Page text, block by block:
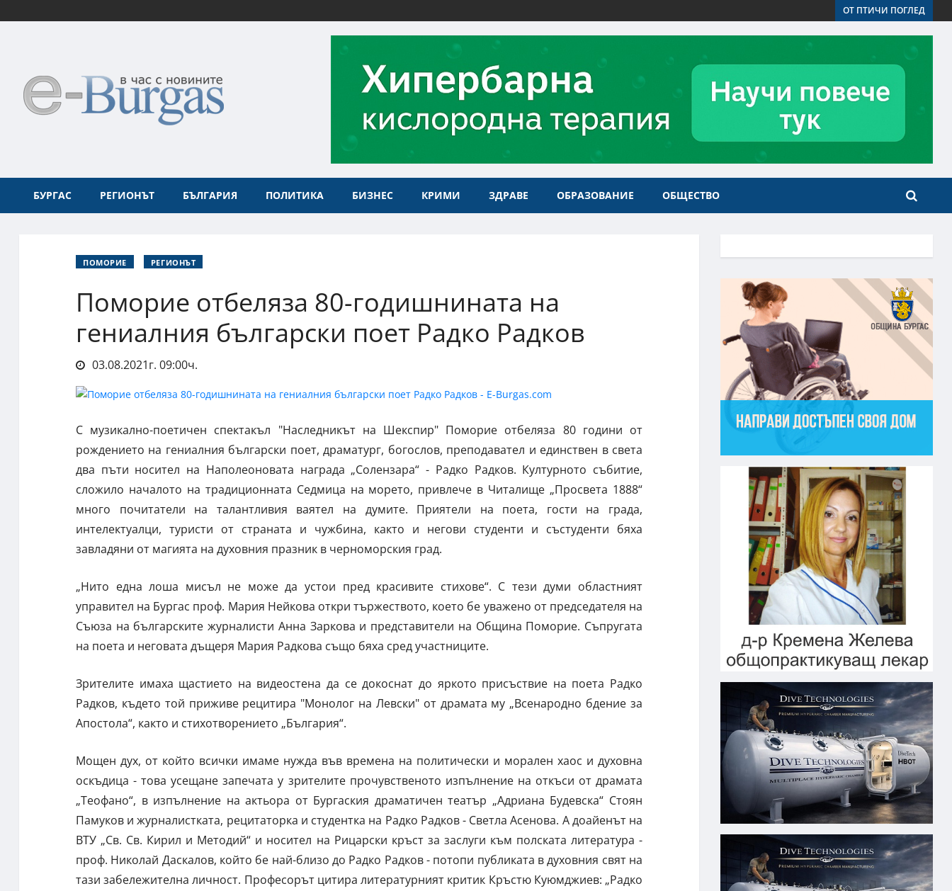
ОТ ПТИЧИ ПОГЛЕД
БУРГАС РЕГИОНЪТ БЪЛГАРИЯ ПОЛИТИКА БИЗНЕС КРИМИ ЗДРАВЕ ОБРАЗОВАНИЕ ОБЩЕСТВО
ПОМОРИЕ РЕГИОНЪТ
Поморие отбеляза 80-годишнината на
гениалния български поет Радко Радков
03.08.2021г. 09:00ч.
С музикално-поетичен спектакъл "Наследникът на Шекспир" Поморие отбеляза 80 години от
рождението на гениалния български поет, драматург, богослов, преподавател и единствен в света
два пъти носител на Наполеоновата награда „Солензара“ - Радко Радков. Културното събитие,
сложило началото на традиционната Седмица на морето, привлече в Читалище „Просвета 1888“
много почитатели на талантливия ваятел на думите. Приятели на поета, гости на града,
интелектуалци, туристи от страната и чужбина, както и негови студенти и състуденти бяха
завладяни от магията на духовния празник в черноморския град.
„Нито една лоша мисъл не може да устои пред красивите стихове“. С тези думи областният
управител на Бургас проф. Мария Нейкова откри тържеството, което бе уважено от председателя на
Съюза на българските журналисти Анна Заркова и представители на Община Поморие. Съпругата
на поета и неговата дъщеря Мария Радкова също бяха сред участниците.
Зрителите имаха щастието на видеостена да се докоснат до яркото присъствие на поета Радко
Радков, където той приживе рецитира "Монолог на Левски" от драмата му „Всенародно бдение за
Апостола“, както и стихотворението „България“.
Мощен дух, от който всички имаме нужда във времена на политически и морален хаос и духовна
оскъдица - това усещане запечата у зрителите прочувственото изпълнение на откъси от драмата
„Теофано“, в изпълнение на актьора от Бургаския драматичен театър „Адриана Будевска“ Стоян
Памуков и журналистката, рецитаторка и студентка на Радко Радков - Светла Асенова. А доайенът на
ВТУ „Св. Св. Кирил и Методий“ и носител на Рицарски кръст за заслуги към полската литература -
проф. Николай Даскалов, който бе най-близо до Радко Радков - потопи публиката в духовния свят на
тази забележителна личност. Професорът цитира литературният критик Кръстю Куюмджиев: „Радко